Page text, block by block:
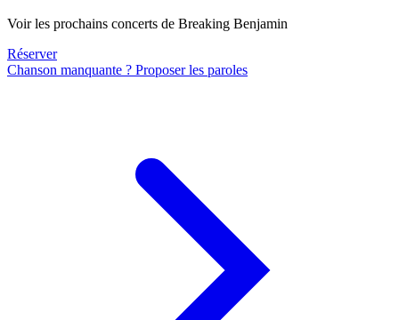
Voir les prochains concerts de Breaking Benjamin
Réserver
Chanson manquante ? Proposer les paroles